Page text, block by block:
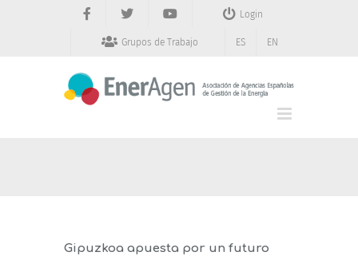
Login
Grupos de Trabajo ES EN
Gipuzkoa apuesta por un futuro